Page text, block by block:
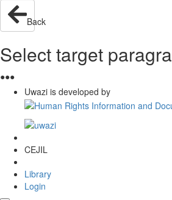
Back
Select target
●●●
Uwazi is developed by
CEJIL
Library
Login